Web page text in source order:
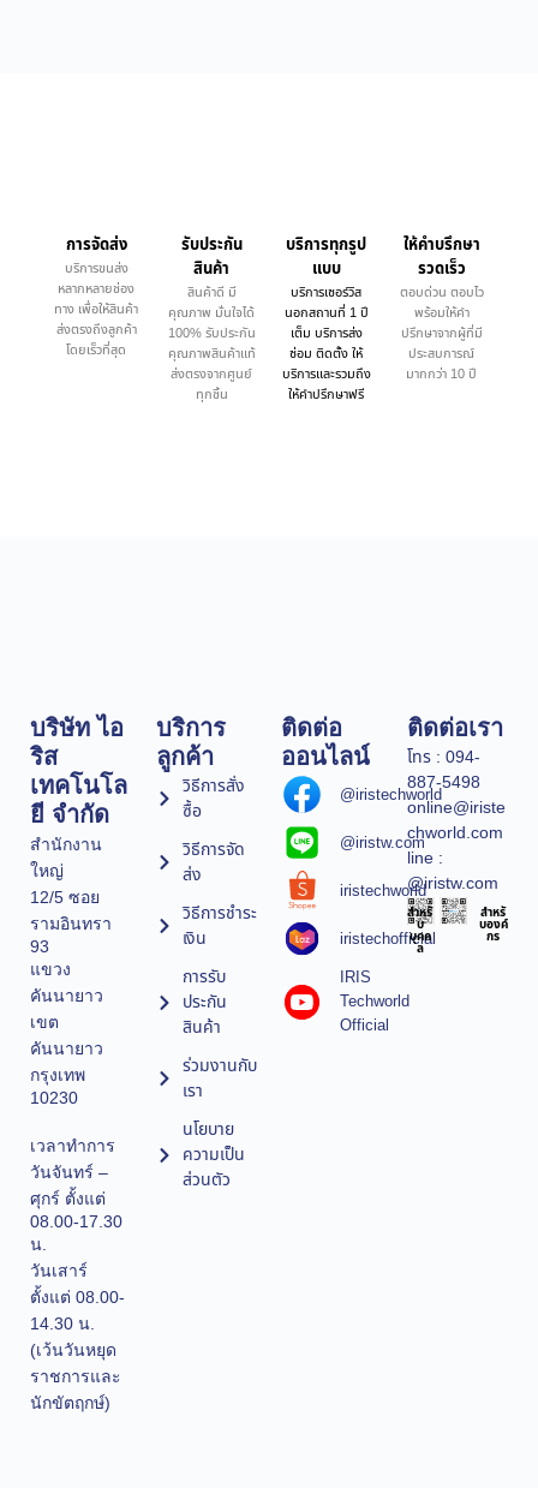
การจัดส่ง
บริการขนส่ง
หลากหลายช่อง
ทาง เพื่อให้สินค้า
ส่งตรงถึงลูกค้า
โดยเร็วที่สุด
รับประกัน
สินค้า
สินค้าดี มี
คุณภาพ มั่นใจได้
100% รับประกัน
คุณภาพสินค้าแท้
ส่งตรงจากศูนย์
ทุกชิ้น
บริการทุกรูป
แบบ
บริการเซอร์วิส
นอกสถานที่ 1 ปี
เต็ม บริการส่ง
ซ่อม ติดตั้ง ให้
บริการและรวมถึง
ให้คำปรึกษาฟรี
ให้คำบรึกษา
รวดเร็ว
ตอบด่วน ตอบไว
พร้อมให้คำ
ปรึกษาจากผู้ที่มี
ประสบการณ์
มากกว่า 10 ปี
บริษัท ไอ
ริส
เทคโนโล
ยี จำกัด
สำนักงาน
ใหญ่
12/5 ซอย
รามอินทรา
93
แขวง
คันนายาว
เขต
คันนายาว
กรุงเทพ
10230
เวลาทำการ
วันจันทร์ –
ศุกร์ ตั้งแต่
08.00-17.30
น.
วันเสาร์
ตั้งแต่ 08.00-
14.30 น.
(เว้นวันหยุด
ราชการและ
นักขัตฤกษ์)
บริการ
ลูกค้า
วิธีการสั่ง
ซื้อ
วิธีการจัด
ส่ง
วิธีการชำระ
เงิน
การรับ
ประกัน
สินค้า
ร่วมงานกับ
เรา
นโยบาย
ความเป็น
ส่วนตัว
ติดต่อ
ออนไลน์
@iristechworld
@iristw.com
iristechworld
iristechofficial
IRIS
Techworld
Official
ติดต่อเรา
โทร : 094-
887-5498
online@iriste
chworld.com
line :
@iristw.com
สำหรั
บ
บุคค
ล
สำหรั
บองค์
กร